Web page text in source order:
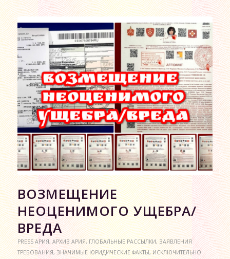
ВОЗМЕЩЕНИЕ
НЕОЦЕНИМОГО УЩЕБРА/
ВРЕДА
PRESS АРИЯ,АРХИВ АРИЯ,ГЛОБАЛЬНЫЕ РАССЫЛКИ,ЗАЯВЛЕНИЯ
ТРЕБОВАНИЯ,ЗНАЧИМЫЕ ЮРИДИЧЕСКИЕ ФАКТЫ,ИСКЛЮЧИТЕЛЬНО